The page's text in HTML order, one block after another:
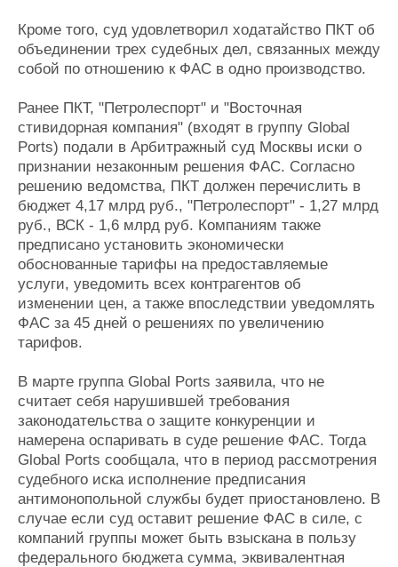
Кроме того, суд удовлетворил ходатайство ПКТ об
объединении трех судебных дел, связанных между
собой по отношению к ФАС в одно производство.
Ранее ПКТ, "Петролеспорт" и "Восточная
стивидорная компания" (входят в группу Global
Ports) подали в Арбитражный суд Москвы иски о
признании незаконным решения ФАС. Согласно
решению ведомства, ПКТ должен перечислить в
бюджет 4,17 млрд руб., "Петролеспорт" - 1,27 млрд
руб., ВСК - 1,6 млрд руб. Компаниям также
предписано установить экономически
обоснованные тарифы на предоставляемые
услуги, уведомить всех контрагентов об
изменении цен, а также впоследствии уведомлять
ФАС за 45 дней о решениях по увеличению
тарифов.
В марте группа Global Ports заявила, что не
считает себя нарушившей требования
законодательства о защите конкуренции и
намерена оспаривать в суде решение ФАС. Тогда
Global Ports сообщала, что в период рассмотрения
судебного иска исполнение предписания
антимонопольной службы будет приостановлено. В
случае если суд оставит решение ФАС в силе, с
компаний группы может быть взыскана в пользу
федерального бюджета сумма, эквивалентная